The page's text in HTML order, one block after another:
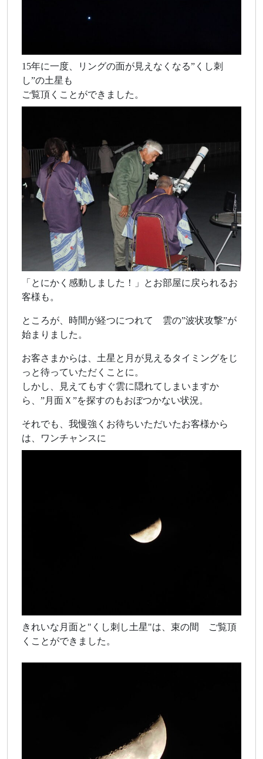
15年に一度、リングの面が見えなくなる”くし刺
し”の土星も
ご覧頂くことができました。
「とにかく感動しました！」とお部屋に戻られるお
客様も。
ところが、時間が経つにつれて 雲の”波状攻撃”が
始まりました。
お客さまからは、土星と月が見えるタイミングをじ
っと待っていただくことに。
しかし、見えてもすぐ雲に隠れてしまいますか
ら、”月面Ｘ”を探すのもおぼつかない状況。
それでも、我慢強くお待ちいただいたお客様から
は、ワンチャンスに
きれいな月面と"くし刺し土星"は、束の間 ご覧頂
くことができました。